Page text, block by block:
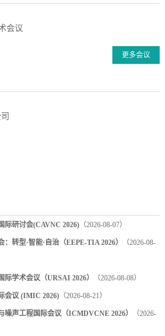
会议
更多会议
际研讨会(CAVNC 2026)（2026-08-07）
转型·智能·自治（EEPE-TIA 2026） （2026-08-
学术会议（URSAI 2026） （2026-08-08）
会议 (IMIC 2026)（2026-08-21）
噪声工程国际会议（ICMDVCNE 2026） （2026-